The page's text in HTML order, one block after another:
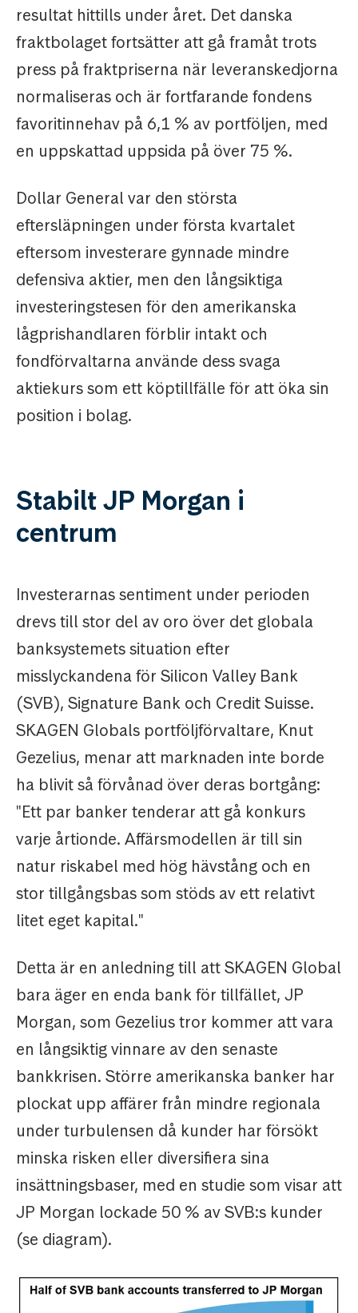
resultat hittills under året. Det danska
fraktbolaget fortsätter att gå framåt trots
press på fraktpriserna när leveranskedjorna
normaliseras och är fortfarande fondens
favoritinnehav på 6,1 % av portföljen, med
en uppskattad uppsida på över 75 %.
Dollar General var den största
eftersläpningen under första kvartalet
eftersom investerare gynnade mindre
defensiva aktier, men den långsiktiga
investeringstesen för den amerikanska
lågprishandlaren förblir intakt och
fondförvaltarna använde dess svaga
aktiekurs som ett köptillfälle för att öka sin
position i bolag.
Stabilt JP Morgan i
centrum
Investerarnas sentiment under perioden
drevs till stor del av oro över det globala
banksystemets situation efter
misslyckandena för Silicon Valley Bank
(SVB), Signature Bank och Credit Suisse.
SKAGEN Globals portföljförvaltare, Knut
Gezelius, menar att marknaden inte borde
ha blivit så förvånad över deras bortgång:
"Ett par banker tenderar att gå konkurs
varje årtionde. Affärsmodellen är till sin
natur riskabel med hög hävstång och en
stor tillgångsbas som stöds av ett relativt
litet eget kapital."
Detta är en anledning till att SKAGEN Global
bara äger en enda bank för tillfället, JP
Morgan, som Gezelius tror kommer att vara
en långsiktig vinnare av den senaste
bankkrisen. Större amerikanska banker har
plockat upp affärer från mindre regionala
under turbulensen då kunder har försökt
minska risken eller diversifiera sina
insättningsbaser, med en studie som visar att
JP Morgan lockade 50 % av SVB:s kunder
(se diagram).